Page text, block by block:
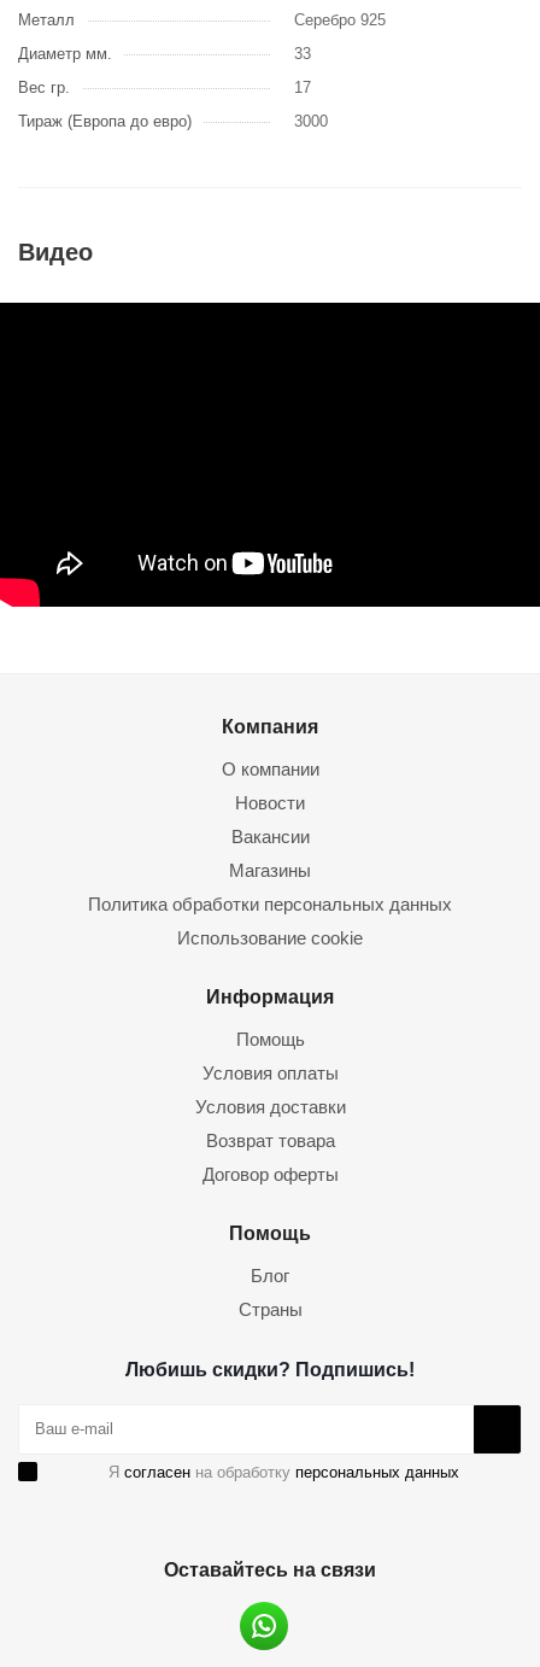
Металл
Серебро 925
Диаметр мм.
33
Вес гр.
17
Тираж (Европа до евро)
3000
Видео
Компания
О компании
Новости
Вакансии
Магазины
Политика обработки персональных данных
Использование cookie
Информация
Помощь
Условия оплаты
Условия доставки
Возврат товара
Договор оферты
Помощь
Блог
Страны
Любишь скидки? Подпишись!
Я согласен на обработку персональных данных
Оставайтесь на связи